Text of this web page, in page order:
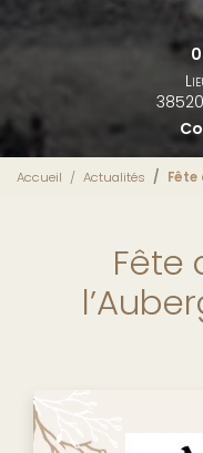
Accueil Actualités Fête
Fête